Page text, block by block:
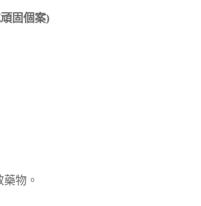
固個案)
物。